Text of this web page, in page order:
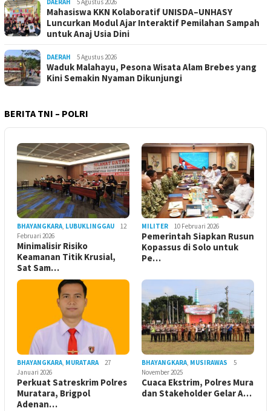
DAERAH 5 Agustus 2026
Mahasiswa KKN Kolaboratif UNISDA–UNHASY
Luncurkan Modul Ajar Interaktif Pemilahan Sampah
untuk Anaj Usia Dini
DAERAH 5 Agustus 2026
Waduk Malahayu, Pesona Wisata Alam Brebes yang
Kini Semakin Nyaman Dikunjungi
BERITA TNI – POLRI
BHAYANGKARA, LUBUKLINGGAU
12
Februari 2026
Minimalisir Risiko
Keamanan Titik Krusial,
Sat Sam…
MILITER 10 Februari 2026
Pemerintah Siapkan Rusun
Kopassus di Solo untuk
Pe…
BHAYANGKARA, MURATARA
27
Januari 2026
Perkuat Satreskrim Polres
Muratara, Brigpol
Adenan…
BHAYANGKARA, MUSIRAWAS
5
November 2025
Cuaca Ekstrim, Polres Mura
dan Stakeholder Gelar A…